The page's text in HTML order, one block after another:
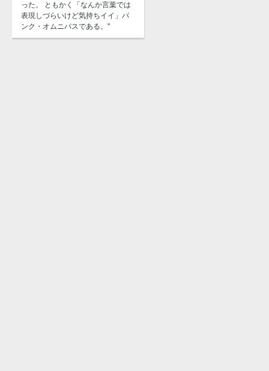
った。 ともかく「なんか言葉では
表現しづらいけど気持ちイイ」パ
ンク・オムニバスである。"